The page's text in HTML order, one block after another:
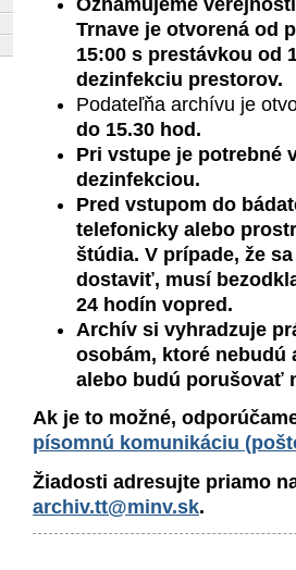
Oznamujeme
Trnave je otvorená od
15:00 s prestávkou od
dezinfekciu prestorov.
Podateľňa archívu je
do 15.30 hod.
Pri vstupe je potrebné
dezinfekciou.
Pred vstupom do
telefonicky alebo
štúdia. V prípade, že
dostaviť, musí
24 hodín vopred.
Archív si vyhradzuje
osobám, ktoré
alebo budú porušovať
Ak je to možné,
písomnú komunikáciu
Žiadosti adresujte priamo
archiv.tt@minv.sk.